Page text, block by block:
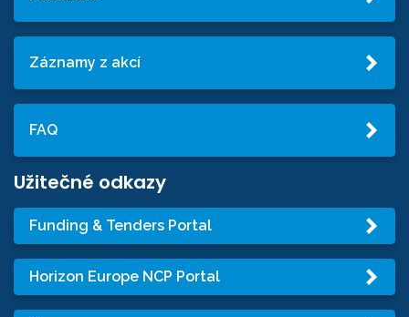
Záznamy z akcí
FAQ
Užitečné odkazy
Funding & Tenders Portal
Horizon Europe NCP Portal